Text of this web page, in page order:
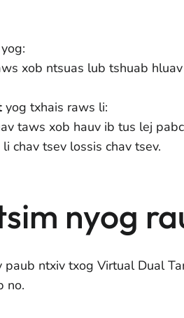
yog:
xob ntsuas lub tshuab
yog txhais raws li:
taws xob hauv ib tus lej
chav tsev lossis chav tsev.
nyog
paub ntxiv txog Virtual Dual
no.